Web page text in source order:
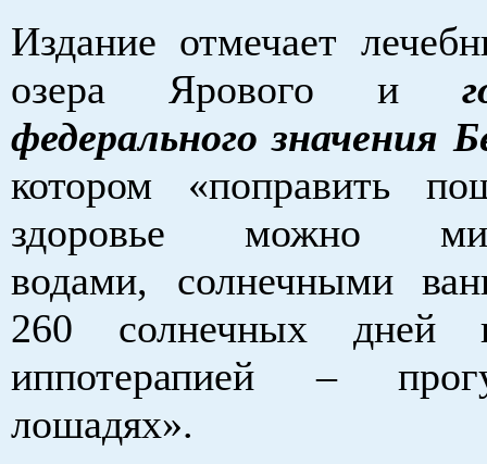
Издание отмечает
озера Ярового и
федерального значения
котором «поправить
здоровье можно
водами, солнечными
260 солнечных
иппотерапией –
лошадях».